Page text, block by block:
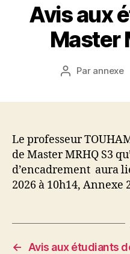
Avis aux
Master
Auteur
Par annexe
Le professeur
de Master MRHQ S3
d’encadrement aura
2026 à 10h14, Annexe
←
Avis aux étudiants